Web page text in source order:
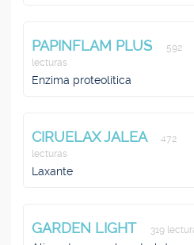
PAPINFLAM PLUS
592
lecturas
Enzima proteolítica
CIRUELAX JALEA
472
lecturas
Laxante
GARDEN LIGHT 319